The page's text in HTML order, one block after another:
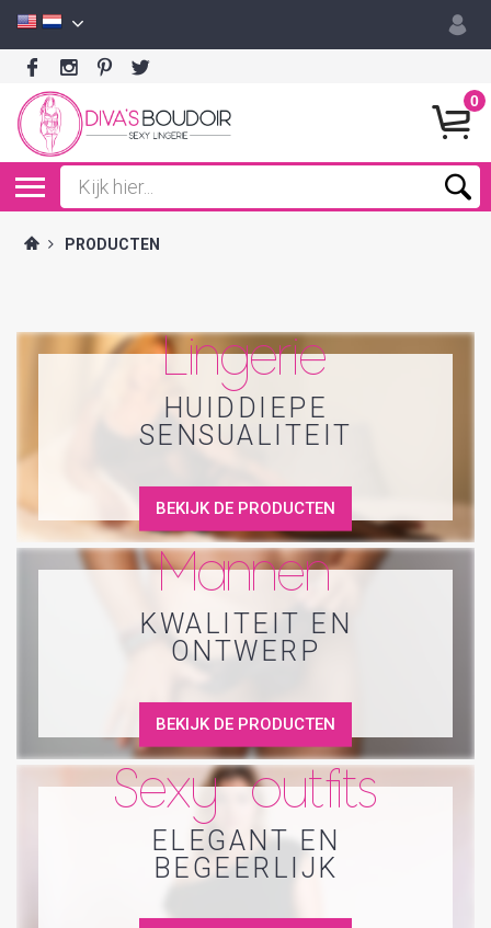
0
PRODUCTEN
Lingerie
HUIDDIEPE
SENSUALITEIT
BEKIJK DE PRODUCTEN
Mannen
KWALITEIT EN
ONTWERP
BEKIJK DE PRODUCTEN
Sexy outfits
ELEGANT EN
BEGEERLIJK